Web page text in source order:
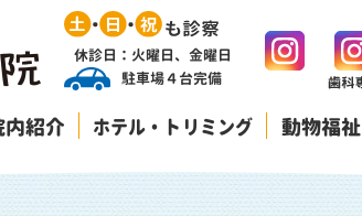
休診日：火曜日、金曜日
駐車場４台完備
内紹介 ホテル・トリミング 動物福祉